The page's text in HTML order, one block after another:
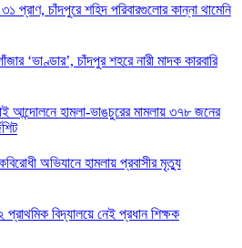
প্রাণ, চাঁদপুরে শহিদ পরিবারগুলোর কান্না থামেনি
‘ভাণ্ডার’, চাঁদপুর শহরে নারী মাদক কারবারি
আন্দোলনে হামলা-ভাঙচুরের মামলায় ৩৭৮ জনের
অভিযানে হামলায় প্রবাসীর মৃত্যু
প্রাথমিক বিদ্যালয়ে নেই প্রধান শিক্ষক